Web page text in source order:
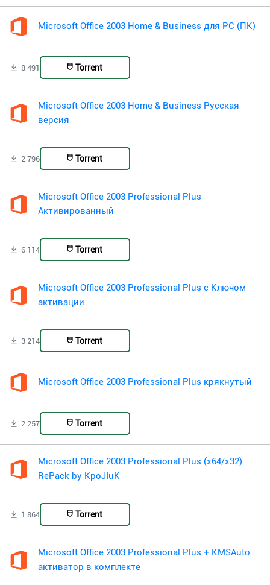
Microsoft Office 2003 Home & Business для PC (ПК)
8 491 Torrent
Microsoft Office 2003 Home & Business Русская
версия
2 796 Torrent
Microsoft Office 2003 Professional Plus
Активированный
6 114 Torrent
Microsoft Office 2003 Professional Plus с Ключом
активации
3 214 Torrent
Microsoft Office 2003 Professional Plus крякнутый
2 257 Torrent
Microsoft Office 2003 Professional Plus (x64/x32)
RePack by KpoJIuK
1 864 Torrent
Microsoft Office 2003 Professional Plus + KMSAuto
активатор в комплекте